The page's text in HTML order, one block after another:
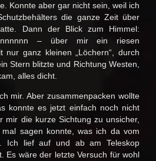
Konnte aber gar nicht sein, weil ich
die ganze Zeit über
Dann der Blick zum Himmel:
– über mir ein riesen
nur ganz kleinen „Löchern“, durch
Stern blitzte und Richtung Westen,
alles dicht.
mir. Aber zusammenpacken wollte
konnte es jetzt einfach noch nicht
mir die kurze Sichtung zu unsicher,
sagen konnte, was ich da vom
Ich lief auf und ab am Teleskop
Es wäre der letzte Versuch für wohl